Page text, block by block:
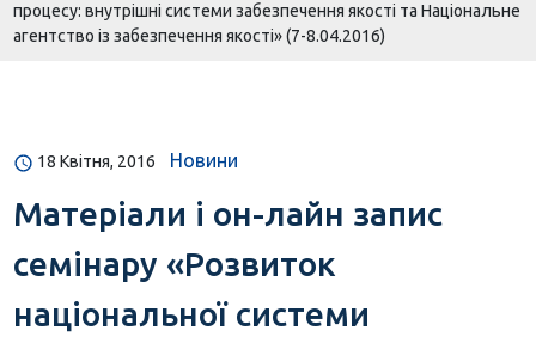
процесу: внутрішні системи забезпечення якості та Національне
агентство із забезпечення якості» (7-8.04.2016)
18 Квітня, 2016 Новини
Матеріали і он-лайн запис
семінару «Розвиток
національної системи